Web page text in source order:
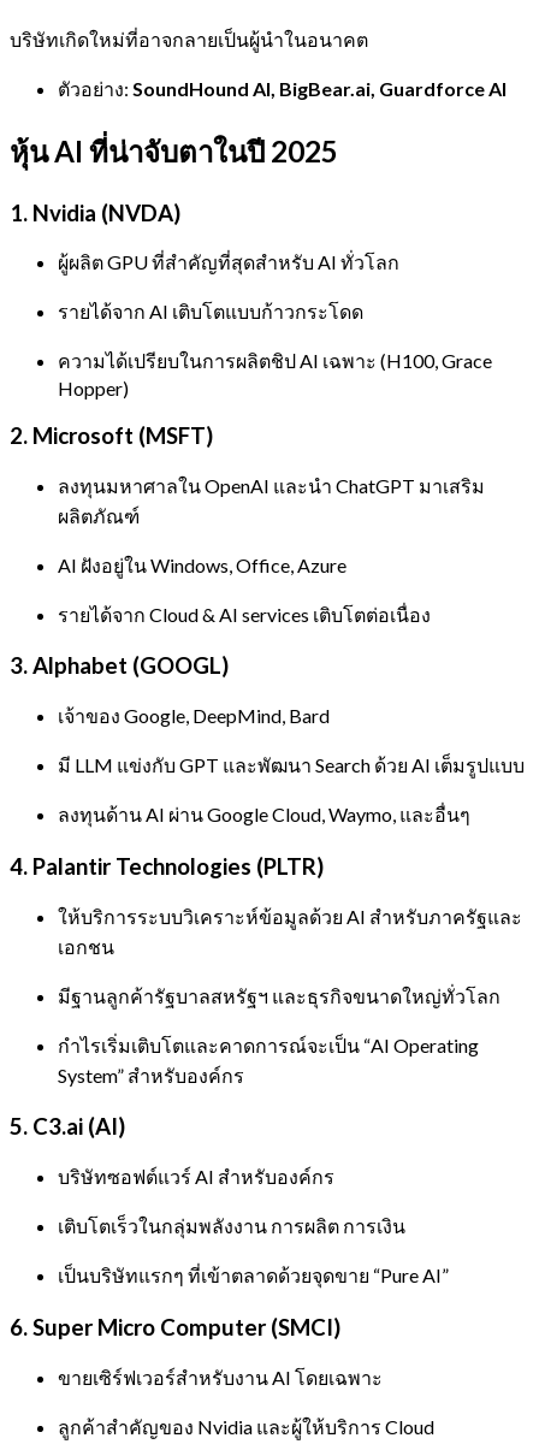
บริษัทเกิดใหม่ที่อาจกลายเป็นผู้นำในอนาคต
ตัวอย่าง: SoundHound AI, BigBear.ai, Guardforce AI
หุ้น AI ที่น่าจับตาในปี 2025
1. Nvidia (NVDA)
ผู้ผลิต GPU ที่สำคัญที่สุดสำหรับ AI ทั่วโลก
รายได้จาก AI เติบโตแบบก้าวกระโดด
ความได้เปรียบในการผลิตชิป AI เฉพาะ (H100, Grace
Hopper)
2. Microsoft (MSFT)
ลงทุนมหาศาลใน OpenAI และนำ ChatGPT มาเสริม
ผลิตภัณฑ์
AI ฝังอยู่ใน Windows, Office, Azure
รายได้จาก Cloud & AI services เติบโตต่อเนื่อง
3.Alphabet (GOOGL)
เจ้าของ Google, DeepMind, Bard
มี LLM แข่งกับ GPT และพัฒนา Search ด้วย AI เต็มรูปแบบ
ลงทุนด้าน AI ผ่าน Google Cloud, Waymo, และอื่นๆ
4. Palantir Technologies (PLTR)
ให้บริการระบบวิเคราะห์ข้อมูลด้วย AI สำหรับภาครัฐและ
เอกชน
มีฐานลูกค้ารัฐบาลสหรัฐฯ และธุรกิจขนาดใหญ่ทั่วโลก
กำไรเริ่มเติบโตและคาดการณ์จะเป็น “AI Operating
System” สำหรับองค์กร
5. C3.ai (AI)
บริษัทซอฟต์แวร์ AI สำหรับองค์กร
เติบโตเร็วในกลุ่มพลังงาน การผลิต การเงิน
เป็นบริษัทแรกๆ ที่เข้าตลาดด้วยจุดขาย “Pure AI”
6.Super Micro Computer (SMCI)
ขายเซิร์ฟเวอร์สำหรับงาน AI โดยเฉพาะ
ลูกค้าสำคัญของ Nvidia และผู้ให้บริการ Cloud